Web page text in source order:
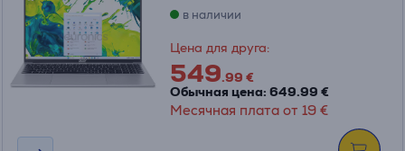
в наличии
Цена для друга:
549.99 €
Обычная цена: 649.99 €
Месячная плата от 19 €